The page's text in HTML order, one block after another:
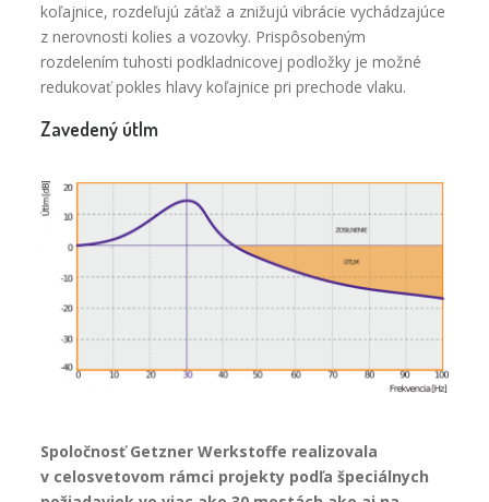
koľajnice, rozdeľujú záťaž a znižujú vibrácie vychádzajúce
z nerovnosti kolies a vozovky. Prispôsobeným
rozdelením tuhosti podkladnicovej podložky je možné
redukovať pokles hlavy koľajnice pri prechode vlaku.
Zavedený útlm
Spoločnosť Getzner Werkstoffe realizovala
v celosvetovom rámci projekty podľa špeciálnych